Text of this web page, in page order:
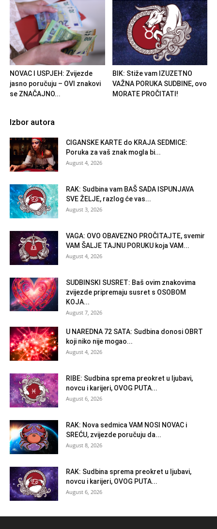
NOVAC I USPJEH: Zvijezde
jasno poručuju – OVI znakovi
se ZNAČAJNO...
BIK: Stiže vam IZUZETNO
VAŽNA PORUKA SUDBINE, ovo
MORATE PROČITATI!
Izbor autora
CIGANSKE KARTE do KRAJA SEDMICE:
Poruka za vaš znak mogla bi...
August 4, 2026
RAK: Sudbina vam BAŠ SADA ISPUNJAVA
SVE ŽELJE, razlog će vas...
August 3, 2026
VAGA: OVO OBAVEZNO PROČITAJTE, svemir
VAM ŠALJE TAJNU PORUKU koja VAM...
August 4, 2026
SUDBINSKI SUSRET: Baš ovim znakovima
zvijezde pripremaju susret s OSOBOM
KOJA...
August 7, 2026
U NAREDNA 72 SATA: Sudbina donosi OBRT
koji niko nije mogao...
August 4, 2026
RIBE: Sudbina sprema preokret u ljubavi,
novcu i karijeri, OVOG PUTA...
August 6, 2026
RAK: Nova sedmica VAM NOSI NOVAC i
SREĆU, zvijezde poručuju da...
August 8, 2026
RAK: Sudbina sprema preokret u ljubavi,
novcu i karijeri, OVOG PUTA...
August 6, 2026